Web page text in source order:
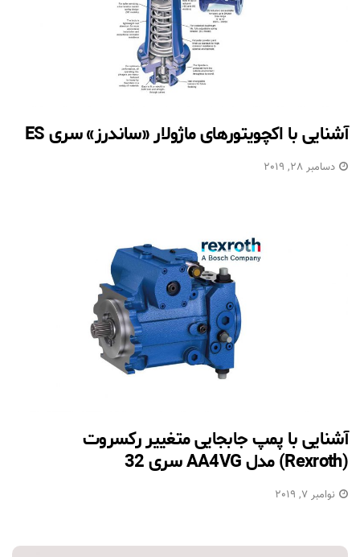
آشنایی با اکچویتورهای ماژولار «ساندرز» سری ES
دسامبر 28, 2019
آشنایی با پمپ جابجایی متغییر رکسروت
(Rexroth) مدل AA4VG سری 32
نوامبر 7, 2019